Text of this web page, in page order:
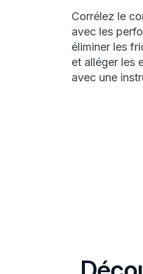
Corrélez le
avec les
éliminer les
et alléger les
avec une